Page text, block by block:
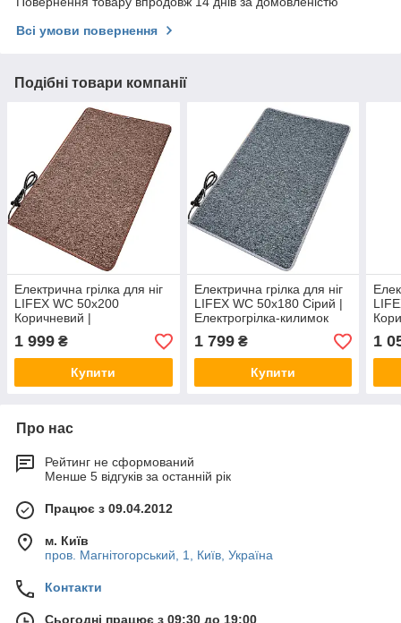
Всі умови повернення
Подібні товари компанії
Електрична грілка для ніг
LIFEX WC 50x200
Коричневий |
1 999 ₴
Купити
Електрична грілка для ніг
LIFEX WC 50х180 Сірий |
Електрогрілка-килимок
1 799₴
Купити
1
Про нас
Рейтинг не сформований
Менше 5 відгуків за останній рік
Працює з 09.04.2012
м. Київ
пров. Магнітогорський, 1, Київ, Україна
Контакти
Сьогодні працює з 09:30 до 19:00